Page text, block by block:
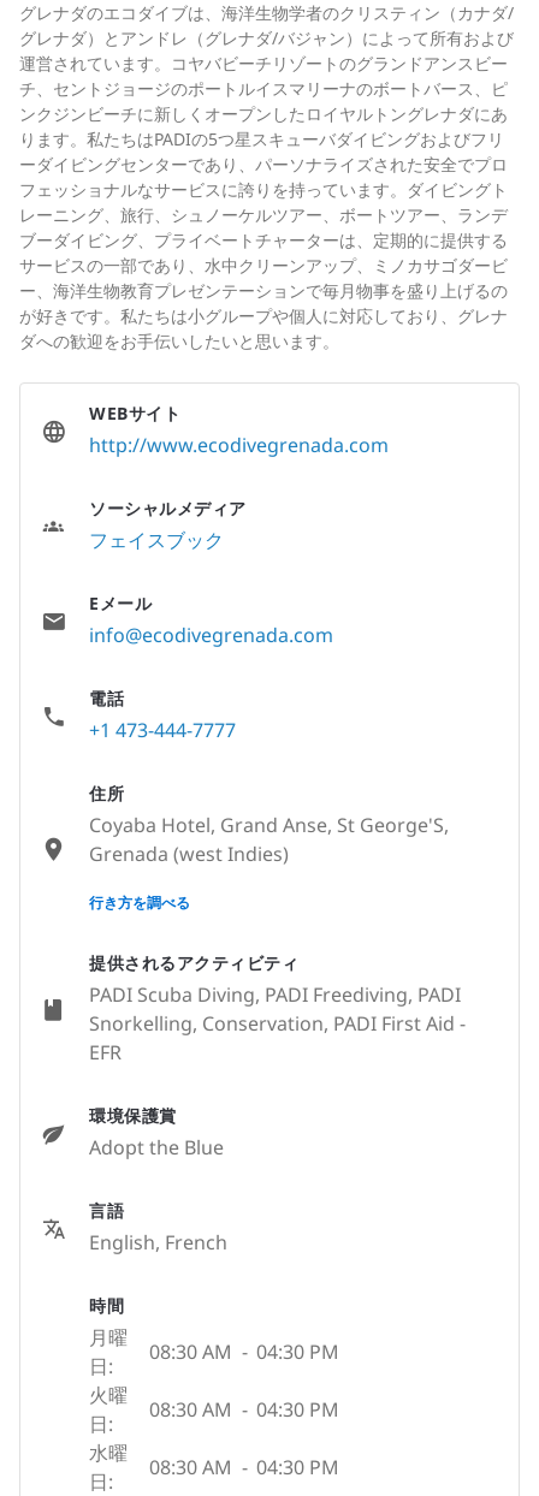
グレナダのエコダイブは、海洋生物学者のクリスティン（カナダ/
グレナダ）とアンドレ（グレナダ/バジャン）によって所有および
運営されています。コヤバビーチリゾートのグランドアンスビー
チ、セントジョージのポートルイスマリーナのボートバース、ピ
ンクジンビーチに新しくオープンしたロイヤルトングレナダにあ
ります。私たちはPADIの5つ星スキューバダイビングおよびフリ
ーダイビングセンターであり、パーソナライズされた安全でプロ
フェッショナルなサービスに誇りを持っています。ダイビングト
レーニング、旅行、シュノーケルツアー、ボートツアー、ランデ
ブーダイビング、プライベートチャーターは、定期的に提供する
サービスの一部であり、水中クリーンアップ、ミノカサゴダービ
ー、海洋生物教育プレゼンテーションで毎月物事を盛り上げるの
が好きです。私たちは小グループや個人に対応しており、グレナ
ダへの歓迎をお手伝いしたいと思います。
提供されるアクティビティ
PADI Scuba Diving, PADI Freediving, PADI
Snorkelling, Conservation, PADI First Aid -
EFR
環境保護賞
Adopt the Blue
言語
English, French
時間
月曜
日:
08:30 AM - 04:30 PM
火曜
日:
08:30 AM - 04:30 PM
水曜
日:
08:30 AM - 04:30 PM
WEBサイト
http://www.ecodivegrenada.com
ソーシャルメディア
フェイスブック
Eメール
info@ecodivegrenada.com
電話
+1 473-444-7777
住所
Coyaba Hotel, Grand Anse, St George'S,
Grenada (west Indies)
None
行き方を調べる